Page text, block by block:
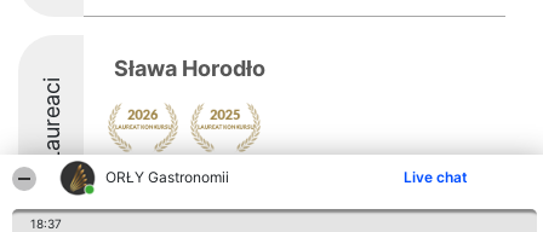
ORŁY Gastronomii Live chat
18:37
Laureaci
Sława Horodło
8.5